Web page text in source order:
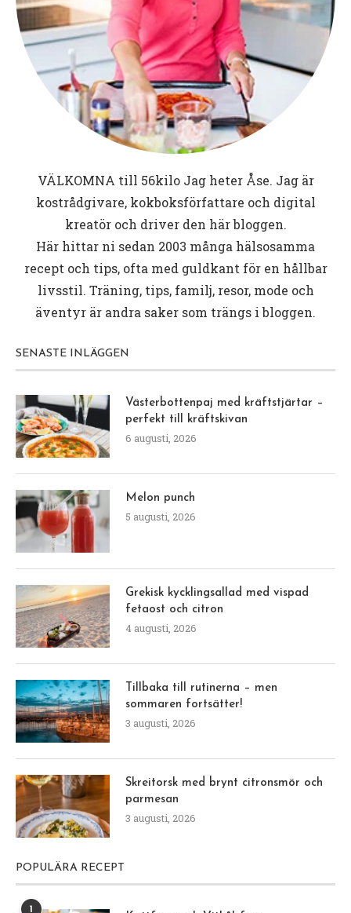
VÄLKOMNA till 56kiloJag heter Åse. Jag är
kostrådgivare, kokboksförfattare och digital
kreatör och driver den här bloggen.
Här hittar ni sedan 2003 många hälsosamma
recept och tips, ofta med guldkant för en hållbar
livsstil. Träning, tips, familj, resor, mode och
äventyr är andra saker som trängs i bloggen.
SENASTE INLÄGGEN
Västerbottenpaj med kräftstjärtar –
perfekt till kräftskivan
6 augusti, 2026
Melon punch
5 augusti, 2026
Grekisk kycklingsallad med vispad
fetaost och citron
4 augusti, 2026
Tillbaka till rutinerna – men
sommaren fortsätter!
3 augusti, 2026
Skreitorsk med brynt citronsmör och
parmesan
3 augusti, 2026
POPULÄRA RECEPT
1